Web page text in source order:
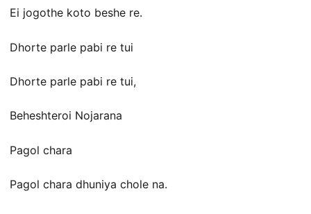
Ei jogothe koto beshe re.
Dhorte parle pabi re tui
Dhorte parle pabi re tui,
Beheshteroi Nojarana
Pagol chara
Pagol chara dhuniya chole na.